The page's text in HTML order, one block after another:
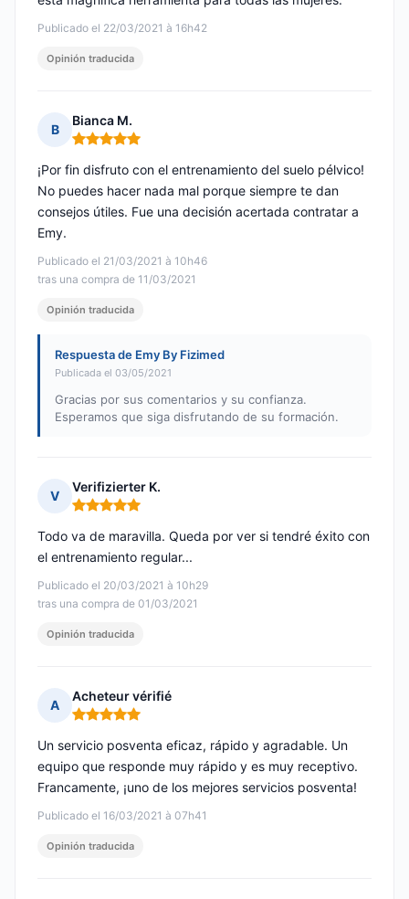
Publicado el 22/03/2021 à 16h42
Opinión traducida
B
Bianca M.
Nota: 5 de 5
Publicado el 21/03/2021 à 10h46
tras una compra de 11/03/2021
¡Por fin disfruto con el entrenamiento del suelo pélvico!
No puedes hacer nada mal porque siempre te dan
consejos útiles. Fue una decisión acertada contratar a
Emy.
Opinión traducida
Respuesta de Emy By Fizimed
Publicada el 03/05/2021
Gracias por sus comentarios y su confianza.
Esperamos que siga disfrutando de su formación.
V
Verifizierter K.
Nota: 5 de 5
Publicado el 20/03/2021 à 10h29
tras una compra de 01/03/2021
Todo va de maravilla. Queda por ver si tendré éxito con
el entrenamiento regular...
Opinión traducida
A
Acheteur vérifié
Nota: 5 de 5
Publicado el 16/03/2021 à 07h41
Un servicio posventa eficaz, rápido y agradable. Un
equipo que responde muy rápido y es muy receptivo.
Francamente, ¡uno de los mejores servicios posventa!
Opinión traducida